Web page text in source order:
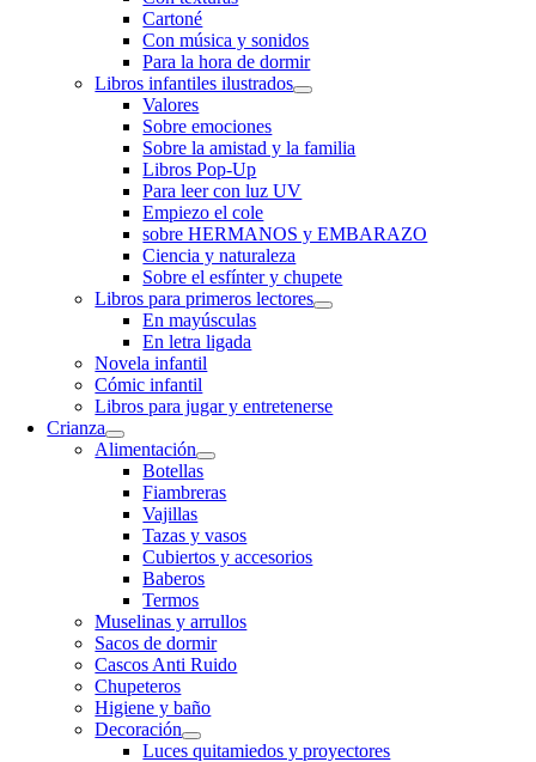
Cartoné
Con música y sonidos
Para la hora de dormir
Libros infantiles ilustrados
Valores
Sobre emociones
Sobre la amistad y la familia
Libros Pop-Up
Para leer con luz UV
Empiezo el cole
sobre HERMANOS y EMBARAZO
Ciencia y naturaleza
Sobre el esfínter y chupete
Libros para primeros lectores
En mayúsculas
En letra ligada
Novela infantil
Cómic infantil
Libros para jugar y entretenerse
Crianza
Alimentación
Botellas
Fiambreras
Vajillas
Tazas y vasos
Cubiertos y accesorios
Baberos
Termos
Muselinas y arrullos
Sacos de dormir
Cascos Anti Ruido
Chupeteros
Higiene y baño
Decoración
Luces quitamiedos y proyectores